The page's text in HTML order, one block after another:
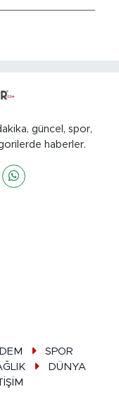
güncel, spor,
haberler.
SPOR
DÜNYA